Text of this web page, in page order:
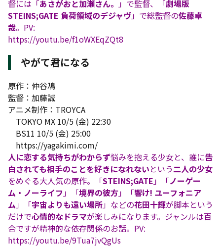
督には「あさがおと加瀬さん。 」で監督、「劇場版
STEINS;GATE 負荷領域のデジャヴ」で総監督の佐藤卓
哉。PV:
https://youtu.be/f1oWXEqZQt8
やがて君になる
原作：仲谷鳰
監督：加藤誠
アニメ制作：TROYCA
TOKYO MX 10/5 (金) 22:30
BS11 10/5 (金) 25:00
https://yagakimi.com/
人に恋する気持ちがわからず悩みを抱える少女と、誰に告
白されても相手のことを好きになれないという二人の少女
をめぐる大人気の原作。「STEINS;GATE」「ノーゲー
ム・ノーライフ」「境界の彼方」「響け! ユーフォニア
ム」「宇宙よりも遠い場所」などの花田十輝が脚本という
だけで心情的なドラマが楽しみになります。ジャンルは百
合ですが精神的な依存関係のお話。PV:
https://youtu.be/9Tua7jvQgUs